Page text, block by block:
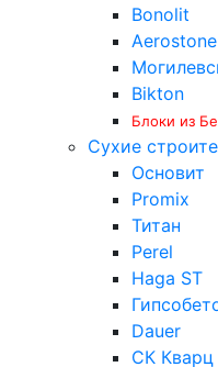
Bonolit
Bikton
Блоки из
Сухие
Основит
Promix
Титан
Perel
Haga ST
Dauer
СК Кварц